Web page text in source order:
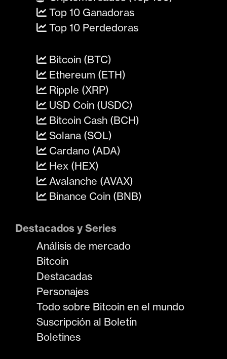
Top 10 Ganadoras
Top 10 Perdedoras
Bitcoin (BTC)
Ethereum (ETH)
Ripple (XRP)
USD Coin (USDC)
Bitcoin Cash (BCH)
Solana (SOL)
Cardano (ADA)
Hex (HEX)
Avalanche (AVAX)
Binance Coin (BNB)
Destacados y Series
Análisis de mercado
Bitcoin
Destacadas
Personajes
Todo sobre Bitcoin en el mundo
Suscripción al Boletín
Boletines